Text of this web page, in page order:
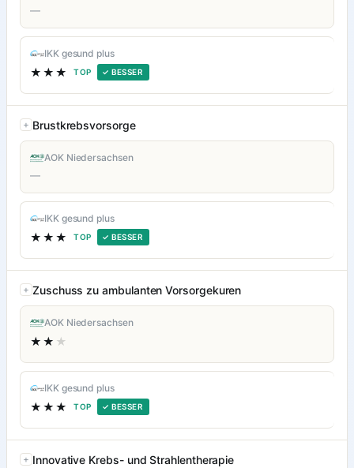
—
IKK gesund plus
★★★ TOP ✓ BESSER
Brustkrebsvorsorge
AOK Niedersachsen
—
IKK gesund plus
★★★ TOP ✓ BESSER
Zuschuss zu ambulanten Vorsorgekuren
AOK Niedersachsen
★★ ★
IKK gesund plus
★★★ TOP ✓ BESSER
Innovative Krebs- und Strahlentherapie